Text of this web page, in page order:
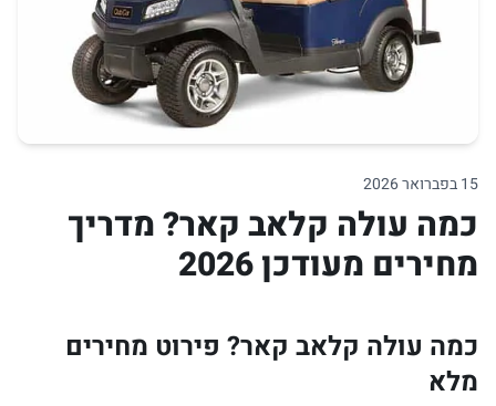
15 בפברואר 2026
כמה עולה קלאב קאר? מדריך
מחירים מעודכן 2026
כמה עולה קלאב קאר? פירוט מחירים
מלא